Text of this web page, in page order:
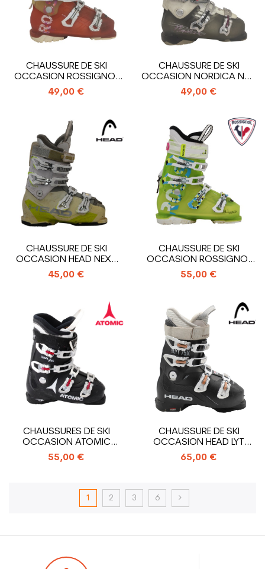
CHAUSSURE DE SKI
OCCASION ROSSIGNOL
ALLTRACK
49,00 €
CHAUSSURE DE SKI
OCCASION NORDICA NXT
N3R W
49,00 €
CHAUSSURE DE SKI
OCCASION HEAD NEXT
EDGE 75 W
45,00 €
CHAUSSURE DE SKI
OCCASION ROSSIGNOL
ALLTRACK
55,00 €
CHAUSSURES DE SKI
OCCASION ATOMIC
HAWX PLUS
55,00 €
CHAUSSURE DE SKI
OCCASION HEAD LYT
EDGE 75X
65,00 €
1 2 3 6